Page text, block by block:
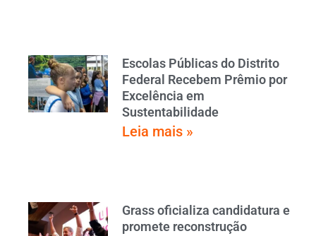
Escolas Públicas do Distrito
Federal Recebem Prêmio por
Excelência em
Sustentabilidade
Leia mais »
Grass oficializa candidatura e
promete reconstrução